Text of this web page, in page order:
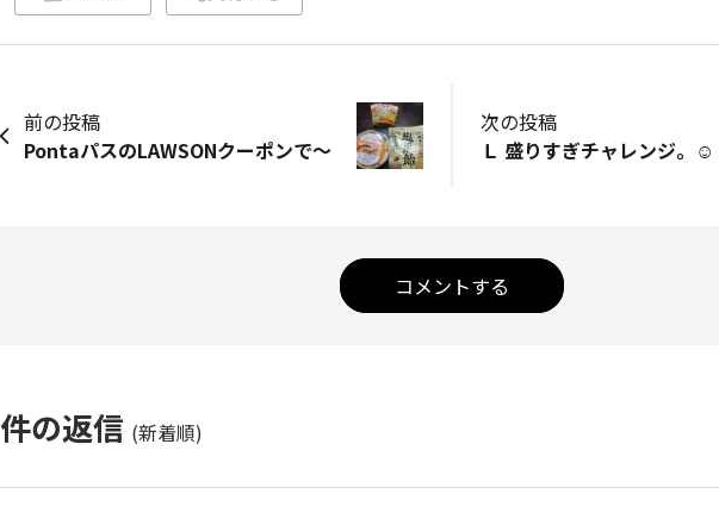
前の投稿
PontaパスのLAWSONクーポンで～
次の投稿
Ｌ 盛りすぎチャレンジ。☺️
コメントする
件の返信 (新着順)